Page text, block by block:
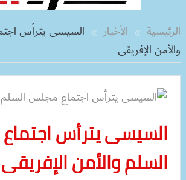
الرئيسية الأخبار
السيسى يترأس
والأمن الإفريقى
السيسى يترأس
السلم والأمن الإفريقى